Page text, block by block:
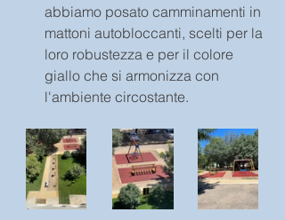
abbiamo posato camminamenti in
mattoni autobloccanti, scelti per la
loro robustezza e per il colore
giallo che si armonizza con
l'ambiente circostante.